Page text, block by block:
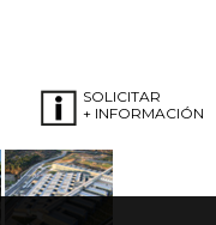
SOLICITAR
+ INFORMACIÓN